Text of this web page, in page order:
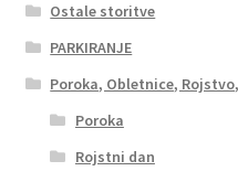
Ostale storitve
PARKIRANJE
Poroka, Obletnice,
Poroka
Rojstni dan